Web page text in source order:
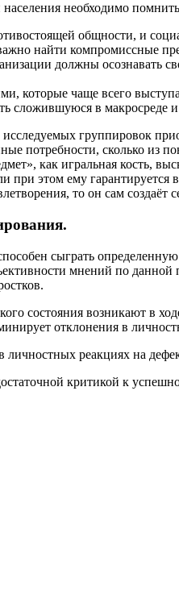
необходимо
общности, и
найти компромиссные
должны осознавать
которые чаще всего
сложившуюся в макросреде
исследуемых группировок
потребности, сколько из
как игральная кость,
этом ему гарантируется
то он сам создаёт
сыграть
мнений по
состояния возникают в
отклонения в
личностных реакциях на
критикой к